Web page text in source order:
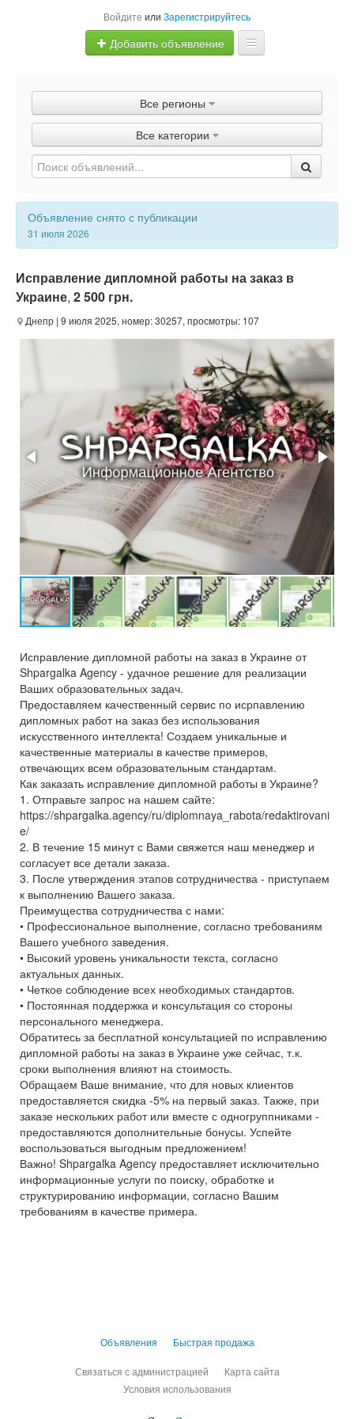
Войдите или Зарегистрируйтесь
Добавить объявление
Объявления
Быстрая продажа
Все регионы
Все категории
Объявление снято с публикации
31 июля 2026
Исправление дипломной работы на заказ в
Украине, 2 500 грн.
Днепр | 9 июля 2025, номер: 30257, просмотры: 107
Исправление дипломной работы на заказ в Украине от
Shpargalka Agency - удачное решение для реализации
Ваших образовательных задач.
Предоставляем качественный сервис по исрпавлению
дипломных работ на заказ без использования
искусственного интеллекта! Создаем уникальные и
качественные материалы в качестве примеров,
отвечающих всем образовательным стандартам.
Как заказать исправление дипломной работы в Украине?
1. Отправьте запрос на нашем сайте:
https://shpargalka.agency/ru/diplomnaya_rabota/redaktirovani
e/
2. В течение 15 минут с Вами свяжется наш менеджер и
согласует все детали заказа.
3. После утверждения этапов сотрудничества - приступаем
к выполнению Вашего заказа.
Преимущества сотрудничества с нами:
• Профессиональное выполнение, согласно требованиям
Вашего учебного заведения.
• Высокий уровень уникальности текста, согласно
актуальных данных.
• Четкое соблюдение всех необходимых стандартов.
• Постоянная поддержка и консультация со стороны
персонального менеджера.
Обратитесь за бесплатной консультацией по исправлению
дипломной работы на заказ в Украине уже сейчас, т.к.
сроки выполнения влияют на стоимость.
Обращаем Ваше внимание, что для новых клиентов
предоставляется скидка -5% на первый заказ. Также, при
заказе нескольких работ или вместе с одногруппниками -
предоставляются дополнительные бонусы. Успейте
воспользоваться выгодным предложением!
Важно! Shpargalka Agency предоставляет исключительно
информационные услуги по поиску, обработке и
структурированию информации, согласно Вашим
требованиям в качестве примера.
Объявления Быстрая продажа
Связаться с администрацией
Карта сайта
Условия использования